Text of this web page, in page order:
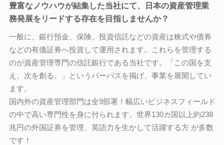
豊富なノウハウが結集した当社にて、日本の資産管理業
務発展をリードする存在を目指しませんか？
一般に、銀行預金、保険、投資信託などの資産は株式や債券
などの有価証券へ投資して運用されます。これらを管理する
のが資産管理専門の信託銀行である当社です。「この国を支
え、次を創る。」というパーパスを掲げ、事業を展開してい
ます。
国内外の資産管理部門は全9部署！幅広いビジネスフィールド
の中で高い専門性を身に付られます。世界130カ国以上約238
兆円の外国証券を管理、英語力を生かして活躍する方 が多数
です！